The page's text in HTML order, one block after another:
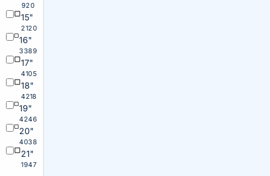
920
15"
2120
16"
3389
17"
4105
18"
4218
19"
4246
20"
4038
21"
1947